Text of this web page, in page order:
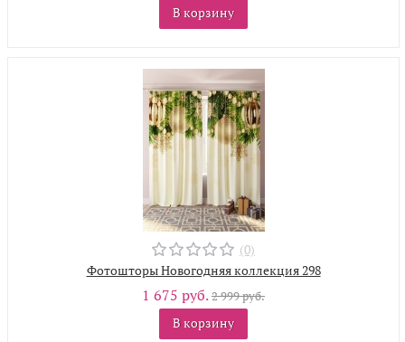
В корзину
(0)
Фотошторы Новогодняя коллекция 298
1 675 руб.2 999 руб.
В корзину